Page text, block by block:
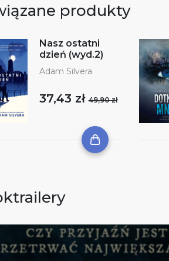
produkty
Nasz ostatni
dzień (wyd.2)
Adam Silvera
37,43 zł49,90 zł